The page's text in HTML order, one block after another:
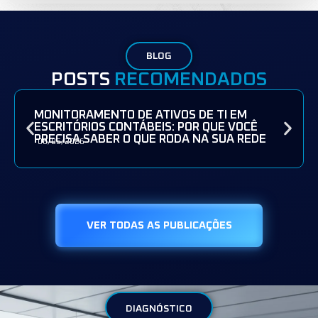
BLOG
POSTS RECOMENDADOS
MONITORAMENTO DE ATIVOS DE TI EM
ESCRITÓRIOS CONTÁBEIS: POR QUE VOCÊ
PRECISA SABER O QUE RODA NA SUA REDE
08/05/2026
VER TODAS AS PUBLICAÇÕES
DIAGNÓSTICO